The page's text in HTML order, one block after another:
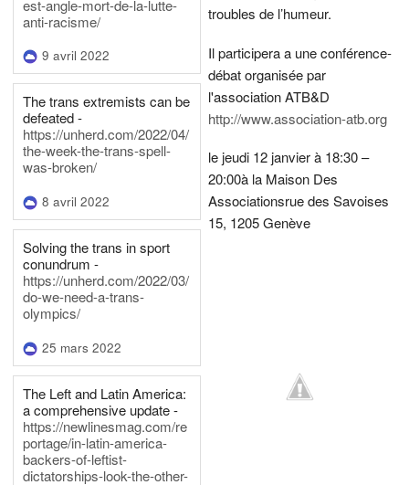
est-angle-mort-de-la-lutte-
anti-racisme/
9 avril 2022
The trans extremists can be
defeated -
https://unherd.com/2022/04/
the-week-the-trans-spell-
was-broken/
8 avril 2022
Solving the trans in sport
conundrum -
https://unherd.com/2022/03/
do-we-need-a-trans-
olympics/
25 mars 2022
The Left and Latin America:
a comprehensive update -
https://newlinesmag.com/re
portage/in-latin-america-
backers-of-leftist-
dictatorships-look-the-other-
troubles de l’humeur.
Il participera a une conférence-
débat organisée par
l'association ATB&D
http://www.association-atb.org
le jeudi 12 janvier à 18:30 –
20:00à la Maison Des
Associationsrue des Savoises
15, 1205 Genève